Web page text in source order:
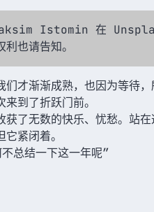
Istomin 在
也请告知。
们才渐渐成熟，也因为等待，
到了折跃门前。
获了无数的快乐、忧愁。站
紧闭着。
总结一下这一年呢”